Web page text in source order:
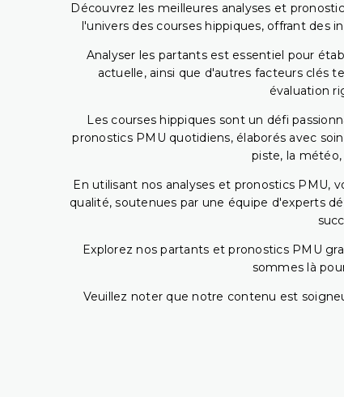
Découvrez les meilleures analyses et
l'univers des courses hippiques, offrant des
Analyser les partants est essentiel pour
actuelle, ainsi que d'autres facteurs clés
évaluation
Les courses hippiques sont un défi
pronostics PMU quotidiens, élaborés avec
piste, la
En utilisant nos analyses et pronostics
qualité, soutenues par une équipe d'experts
Explorez nos partants et pronostics PMU
sommes là
Veuillez noter que notre contenu est